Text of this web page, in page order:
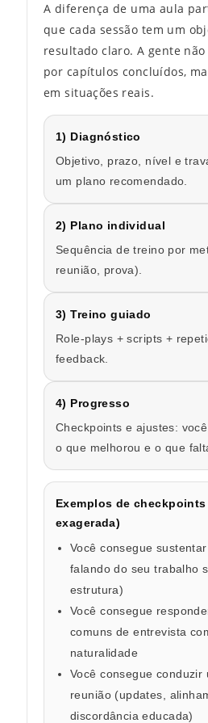
A diferença de uma aula
que cada sessão tem um
resultado claro. A gente
por capítulos concluídos,
em situações reais.
1) Diagnóstico
Objetivo, prazo, nível e
um plano recomendado.
2) Plano individual
Sequência de treino por
reunião, prova).
3) Treino guiado
Role-plays + scripts +
feedback.
4) Progresso
Checkpoints e ajustes:
o que melhorou e o que
Exemplos de
exagerada)
Você consegue
falando do seu trabalho
estrutura)
Você consegue
comuns de entrevista
naturalidade
Você consegue conduzir
reunião (updates,
discordância educada)